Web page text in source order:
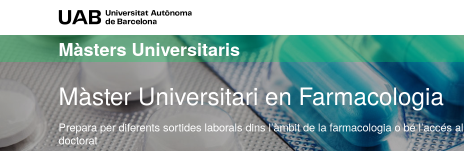
Màsters Universitaris
Màster Universitari en Farmacologia
Prepara per diferents sortides laborals dins l’àmbit de la farmacologia o bé l’accés al
doctorat